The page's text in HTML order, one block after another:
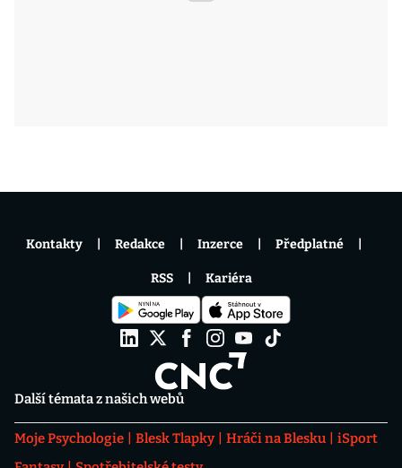
Další témata z našich webů
Moje Psychologie Blesk Tlapky Hráči na Blesku
iSport
Kontakty Redakce Inzerce Předplatné
RSS Kariéra